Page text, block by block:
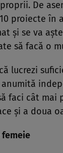
De
proiecte în
şi se va
să facă o
lucrezi
faci cât mai
şi a doua
femeie